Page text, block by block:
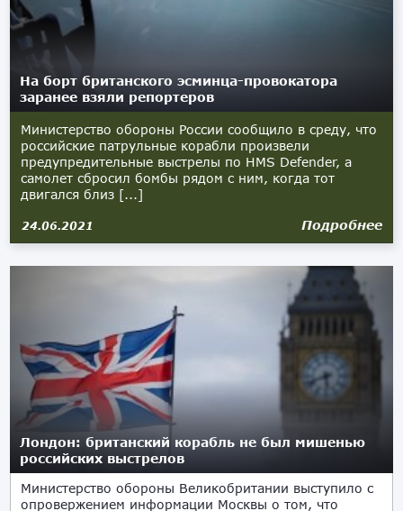
На борт британского эсминца-провокатора
заранее взяли репортеров
Министерство обороны России сообщило в среду, что
российские патрульные корабли произвели
предупредительные выстрелы по HMS Defender, а
самолет сбросил бомбы рядом с ним, когда тот
двигался близ [...]
24.06.2021 Подробнее
Лондон: британский корабль не был мишенью
российских выстрелов
Министерство обороны Великобритании выступило с
опровержением информации Москвы о том, что